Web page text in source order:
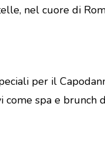
nel cuore di
per il
spa e brunch